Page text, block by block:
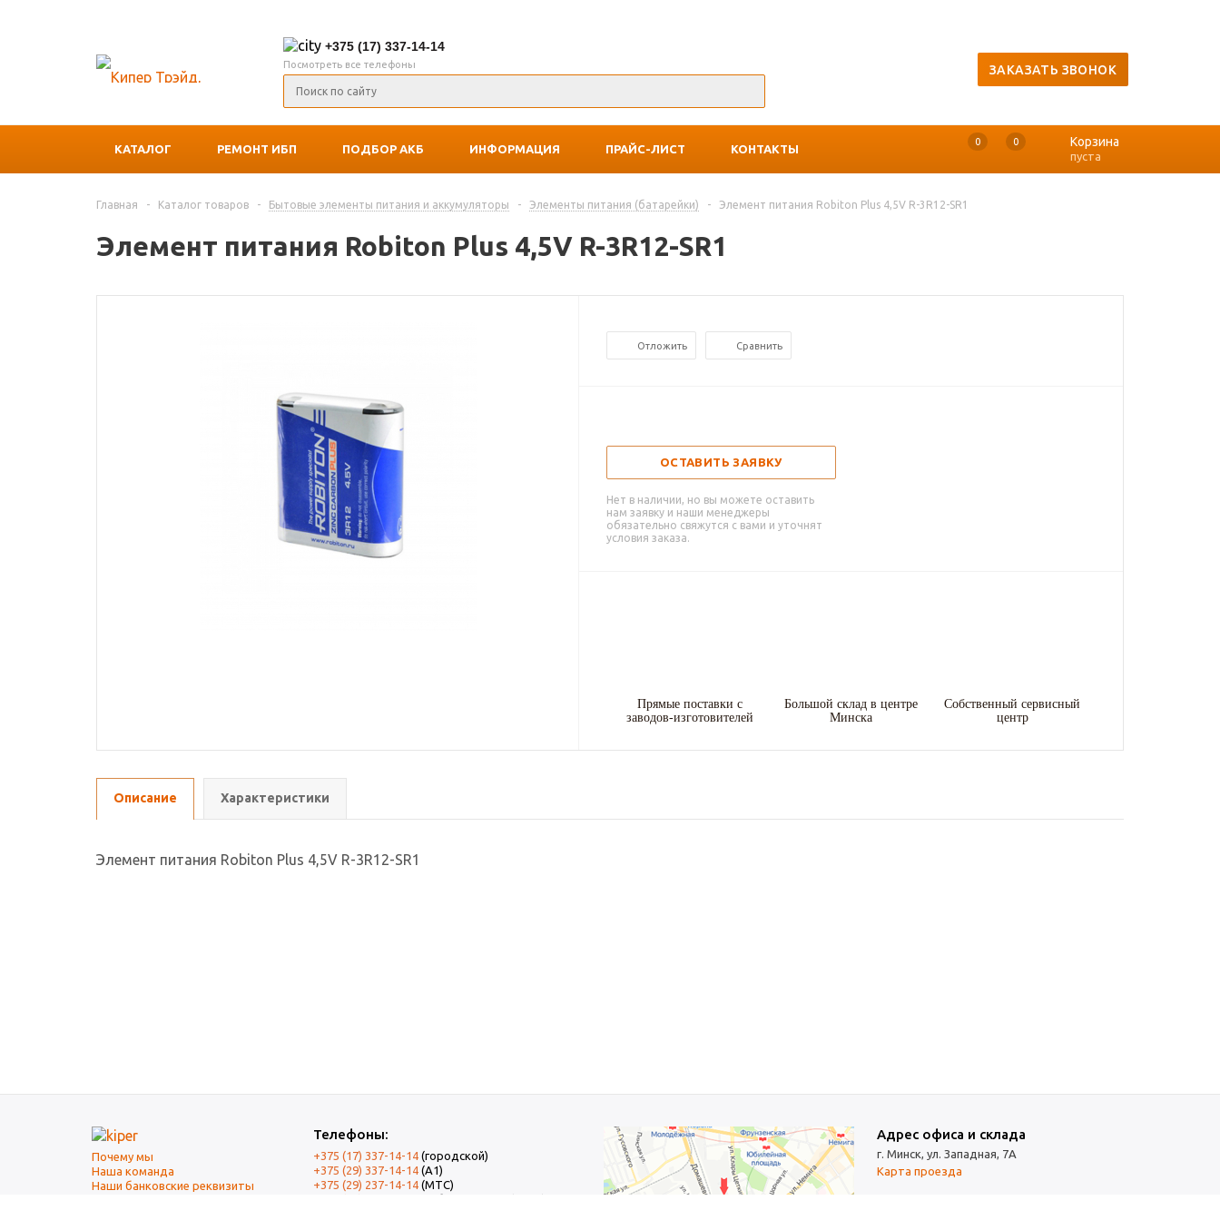
+375 (17) 337-14-14
Посмотреть все телефоны ЗАКАЗАТЬ ЗВОНОК
КАТАЛОГ РЕМОНТ ИБП ПОДБОР АКБ ИНФОРМАЦИЯ ПРАЙС-ЛИСТ КОНТАКТЫ
0 0 Корзина
пуста
Главная - Каталог товаров - Бытовые элементы питания и аккумуляторы - Элементы питания (батарейки) - Элемент питания Robiton Plus 4,5V R-3R12-SR1
Элемент питания Robiton Plus 4,5V R-3R12-SR1
Отложить Сравнить
ОСТАВИТЬ ЗАЯВКУ
Нет в наличии, но вы можете оставить
нам заявку и наши менеджеры
обязательно свяжутся с вами и уточнят
условия заказа.
Прямые поставки с
заводов-изготовителей
Большой склад в центре
Минска
Собственный сервисный
центр
Описание Характеристики
Элемент питания Robiton Plus 4,5V R-3R12-SR1
Почему мы
Наша команда
Наши банковские реквизиты
Телефоны:
+375 (17) 337-14-14 (городской)
+375 (29) 337-14-14 (А1)
+375 (29) 237-14-14 (МТС)
Адрес офиса и склада
г. Минск, ул. Западная, 7А
Карта проезда